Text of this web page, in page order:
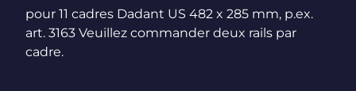
pour 11 cadres Dadant US 482 x 285 mm, p.ex.
art. 3163 Veuillez commander deux rails par
cadre.